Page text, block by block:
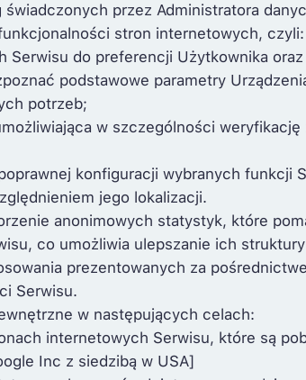
przez Administratora
stron internetowych, czyli:
do preferencji Użytkownika
podstawowe parametry
potrzeb;
w szczególności
konfiguracji wybranych funkcji
jego lokalizacji.
anonimowych statystyk, które
co umożliwia ulepszanie ich
prezentowanych za
Serwisu.
w następujących celach:
internetowych Serwisu, które są
Inc z siedzibą w USA]